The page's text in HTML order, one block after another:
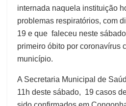
internada naquela instituição
problemas respiratórios, com
19 e que faleceu neste
primeiro óbito por coronavírus
município.
A Secretaria Municipal de
11h deste sábado, 19 casos